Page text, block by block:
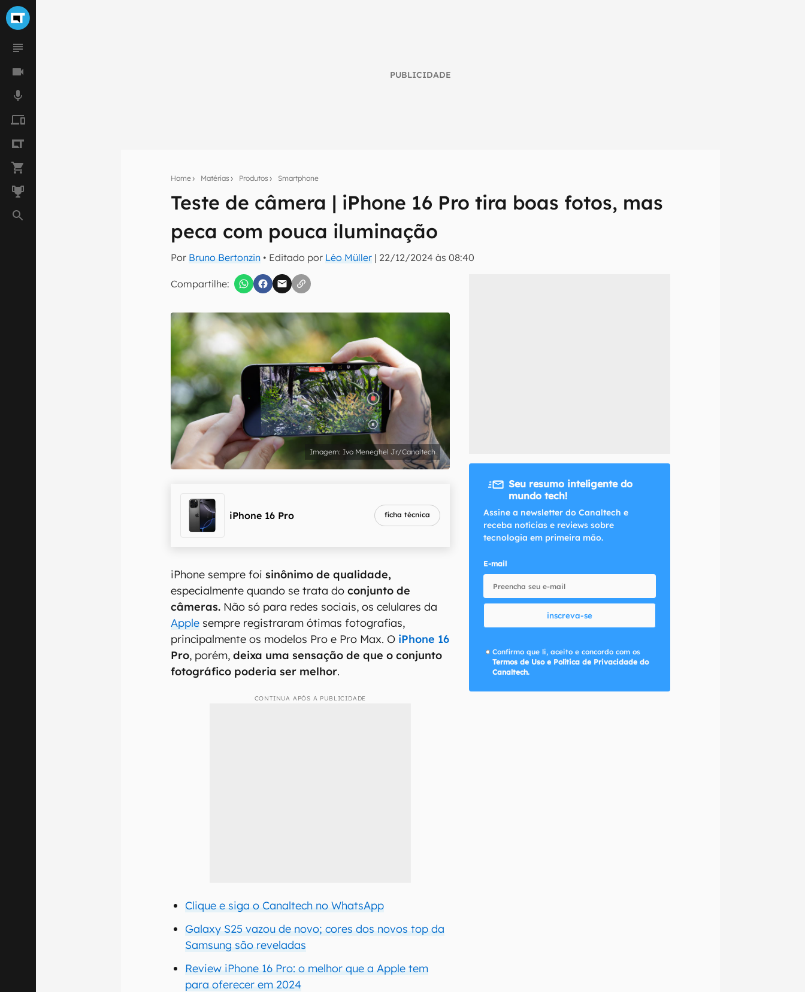
PUBLICIDADE
Home Matérias Produtos Smartphone
Teste de câmera | iPhone 16 Pro tira boas fotos, mas
peca com pouca iluminação
Por Bruno Bertonzin • Editado por Léo Müller | 22/12/2024 às 08:40
Compartilhe:
Seu resumo inteligente do mundo tech!
Assine a newsletter do Canaltech e receba notícias e reviews sobre tecnologia em primeira
Confirmo que li, aceito e concordo com os Termos de Uso e Política de Privacidade do Canaltech.
Ivo Meneghel Jr/Canaltech
iPhone 16 Pro ficha técnica
iPhone sempre foi sinônimo de qualidade,
especialmente quando se trata doconjunto de
câmeras. Não só para redes sociais, os celulares da
Apple sempre registraram ótimas fotografias,
principalmente os modelos Pro e Pro Max. O iPhone 16
Pro, porém, deixa uma sensação de que o conjunto
fotográfico poderia ser melhor.
CONTINUA APÓS A PUBLICIDADE
Clique e siga o Canaltech no WhatsApp
Galaxy S25 vazou de novo; cores dos novos top da
Samsung são reveladas
Review iPhone 16 Pro: o melhor que a Apple tem
para oferecer em 2024
Seu resumo inteligente do
mundo tech!
Assine a newsletter do Canaltech e
receba notícias e reviews sobre
tecnologia em primeira mão.
E-mail
inscreva-se
Confirmo que li, aceito e concordo com os
Termos de Uso e Política de Privacidade do
Canaltech.